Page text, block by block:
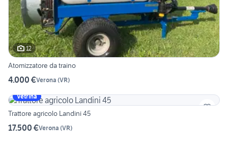
12
Atomizzatore da traino
4.000 €Verona (VR)
Vetrina
Trattore agricolo Landini 45
17.500 €Verona (VR)